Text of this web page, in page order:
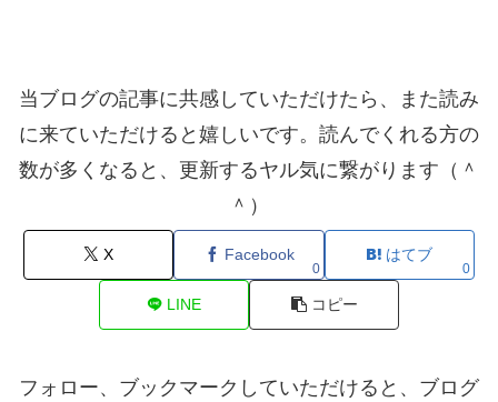
当ブログの記事に共感していただけたら、また読み
に来ていただけると嬉しいです。読んでくれる方の
数が多くなると、更新するヤル気に繋がります（＾
＾）
X Facebook
0
はてブ
0
LINE コピー
フォロー、ブックマークしていただけると、ブログ